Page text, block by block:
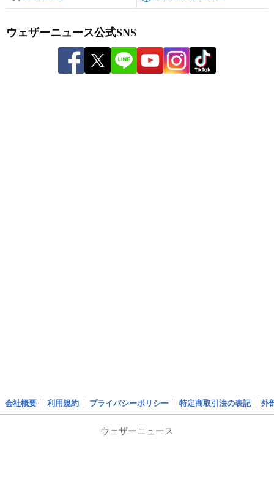
ウェザーニュース公式SNS
会社概要 利用規約 プライバシーポリシー 特定商取引法の表記 外
ウェザーニュース